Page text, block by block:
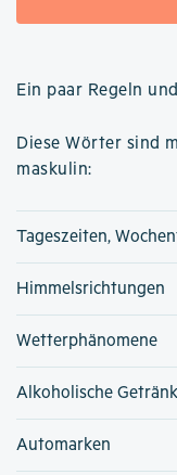
Ein paar Regeln
Diese Wörter sind
maskulin:
Tageszeiten,
Himmelsrichtungen
Wetterphänomene
Alkoholische
Automarken